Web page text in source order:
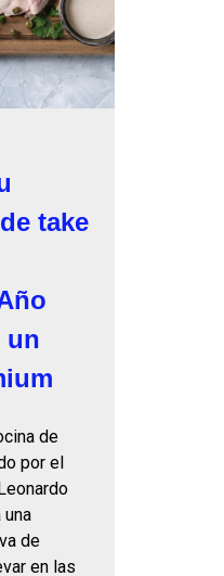
take
un
de
por el
una
de
en las